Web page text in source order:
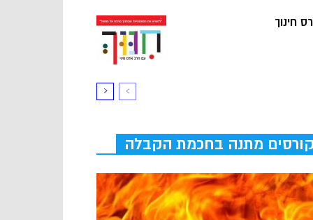
חינוך
קורסים מתנה בחכמת הקבלה